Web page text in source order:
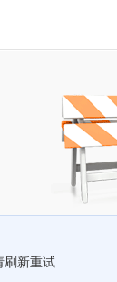
刷新重试